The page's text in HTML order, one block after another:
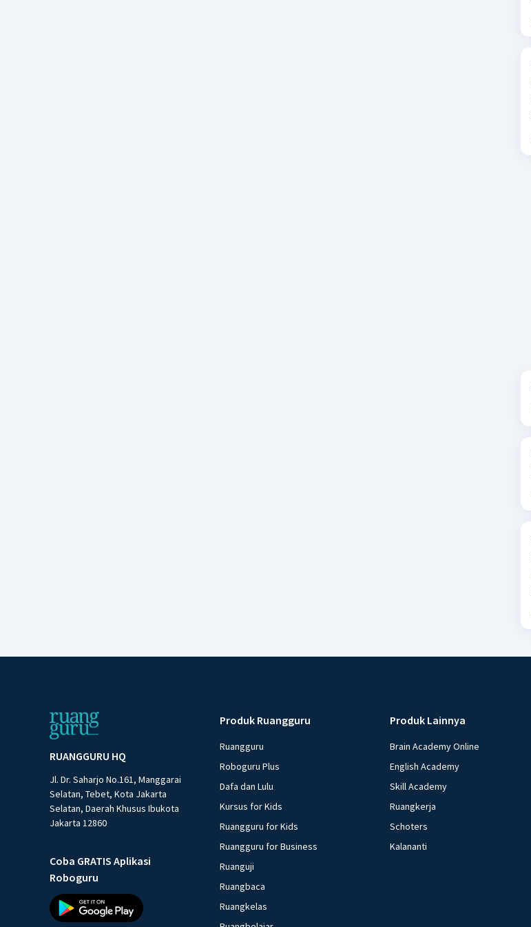
RUANGGURU HQ
Jl. Dr. Saharjo No.161, Manggarai
Selatan, Tebet, Kota Jakarta
Selatan, Daerah Khusus Ibukota
Jakarta 12860
Coba GRATIS Aplikasi
Roboguru
Produk Ruangguru
Ruangguru
Roboguru Plus
Dafa dan Lulu
Kursus for Kids
Ruangguru for Kids
Ruangguru for Business
Ruanguji
Ruangbaca
Ruangkelas
Produk Lainnya
Brain Academy Online
English Academy
Skill Academy
Ruangkerja
Schoters
Kalananti